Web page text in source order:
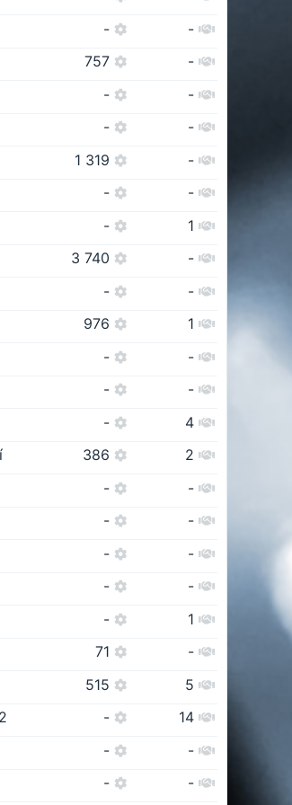
- -
757 -
- -
- -
1 319 -
- -
- 1
3 740 -
- -
976 1
- -
- -
- 4
386 2
- -
- -
- -
- -
- 1
71 -
515 5
- 14
- -
- -